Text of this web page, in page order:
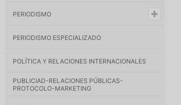
PERIODISMO
PERIODISMO ESPECIALIZADO
POLÍTICA Y RELACIONES INTERNACIONALES
PUBLICIAD-RELACIONES PÚBLICAS-
PROTOCOLO-MARKETING